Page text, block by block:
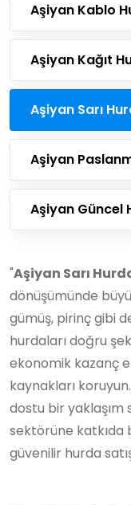
Aşiyan Kablo
Aşiyan Kağıt
Aşiyan Sarı
Aşiyan
Aşiyan Güncel
"Aşiyan Sarı
dönüşümünde
gümüş, pirinç gibi
hurdaları doğru
ekonomik kazanç
kaynakları koruyun.
dostu bir yaklaşım
sektörüne katkıda
güvenilir hurda